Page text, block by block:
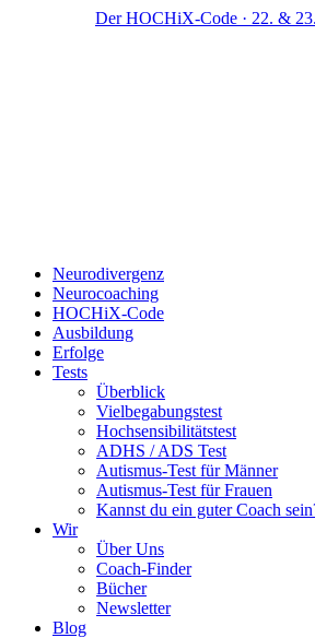
Der HOCHiX-Code · 22. & 23.
Neurodivergenz
Neurocoaching
HOCHiX-Code
Ausbildung
Erfolge
Tests
Überblick
Vielbegabungstest
Hochsensibilitätstest
ADHS / ADS Test
Autismus-Test für Männer
Autismus-Test für Frauen
Kannst du ein guter Coach
Wir
Über Uns
Coach-Finder
Bücher
Newsletter
Blog